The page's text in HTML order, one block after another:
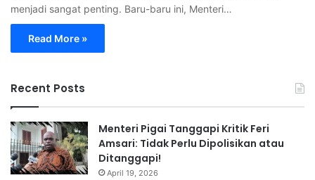
menjadi sangat penting. Baru-baru ini, Menteri…
Read More »
Recent Posts
Menteri Pigai Tanggapi Kritik Feri
Amsari: Tidak Perlu Dipolisikan atau
Ditanggapi!
April 19, 2026